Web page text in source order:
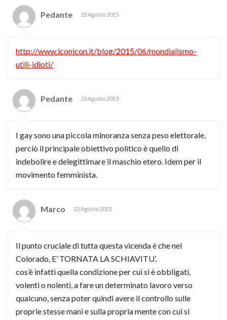
Pedante 23 Agosto 2015
http://www.iconicon.it/blog/2015/06/mondialismo-
utili-idioti/
Pedante 23 Agosto 2015
I gay sono una piccola minoranza senza peso elettorale,
perciò il principale obiettivo politico è quello di
indebolire e delegittimare il maschio etero. Idem per il
movimento femminista.
Marco 22 Agosto 2015
Il punto cruciale di tutta questa vicenda è che nel
Colorado, E’ TORNATA LA SCHIAVITU’.
cos’è infatti quella condizione per cui si è obbligati,
volenti o nolenti, a fare un determinato lavoro verso
qualcuno, senza poter quindi avere il controllo sulle
proprie stesse mani e sulla propria mente con cui si